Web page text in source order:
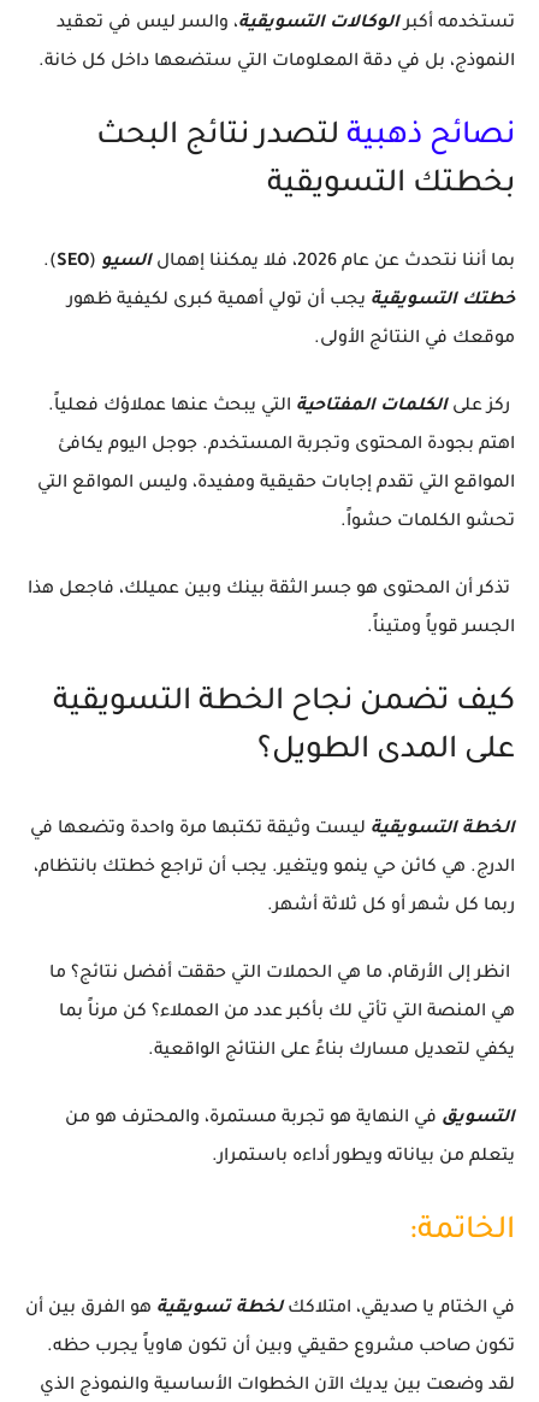
تستخدمه أكبرالوكالات التسويقية، والسر ليس في تعقيد
النموذج، بل في دقة المعلومات التي ستضعها داخل كل خانة.
نصائح ذهبية لتصدر نتائج البحث
بخطتك التسويقية
بما أننا نتحدث عن عام 2026، فلا يمكننا إهمال السيو (
SEO
).
خطتك التسويقية يجب أن تولي أهمية كبرى لكيفية ظهور
موقعك في النتائج الأولى.
ركز علىالكلمات المفتاحية التي يبحث عنها عملاؤك فعلياً.
اهتم بجودة المحتوى وتجربة المستخدم. جوجل اليوم يكافئ
المواقع التي تقدم إجابات حقيقية ومفيدة، وليس المواقع التي
تحشو الكلمات حشواً.
تذكر أن المحتوى هو جسر الثقة بينك وبين عميلك، فاجعل هذا
الجسر قوياً ومتيناً.
كيف تضمن نجاح الخطة التسويقية
على المدى الطويل؟
الخطة التسويقية ليست وثيقة تكتبها مرة واحدة وتضعها في
الدرج. هي كائن حي ينمو ويتغير. يجب أن تراجع خطتك بانتظام،
ربما كل شهر أو كل ثلاثة أشهر.
انظر إلى الأرقام، ما هي الحملات التي حققت أفضل نتائج؟ ما
هي المنصة التي تأتي لك بأكبر عدد من العملاء؟ كن مرناً بما
يكفي لتعديل مسارك بناءً على النتائج الواقعية.
التسويق في النهاية هو تجربة مستمرة، والمحترف هو من
يتعلم من بياناته ويطور أداءه باستمرار.
الخاتمة:
في الختام يا صديقي، امتلاككلخطة تسويقية هو الفرق بين أن
تكون صاحب مشروع حقيقي وبين أن تكون هاوياً يجرب حظه.
لقد وضعت بين يديك الآن الخطوات الأساسية والنموذج الذي